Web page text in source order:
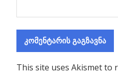
This site uses Akismet to